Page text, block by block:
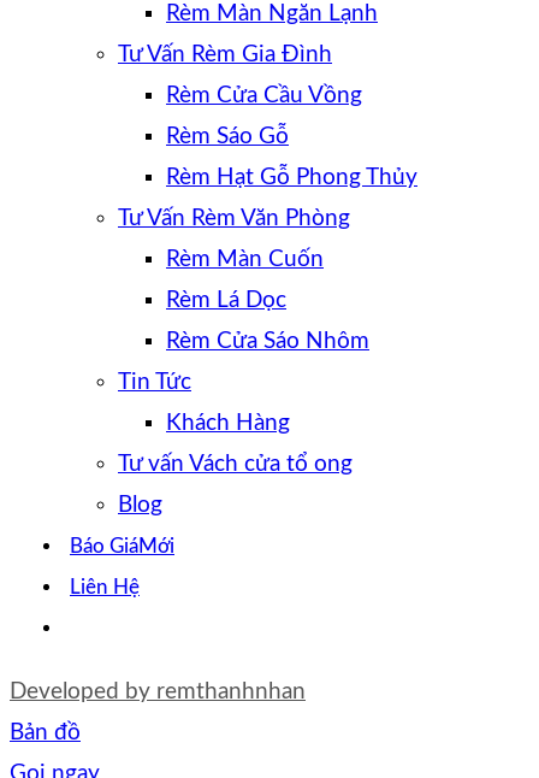
Rèm Màn Ngăn Lạnh
Tư Vấn Rèm Gia Đình
Rèm Cửa Cầu Vồng
Rèm Sáo Gỗ
Rèm Hạt Gỗ Phong Thủy
Tư Vấn Rèm Văn Phòng
Rèm Màn Cuốn
Rèm Lá Dọc
Rèm Cửa Sáo Nhôm
Tin Tức
Khách Hàng
Tư vấn Vách cửa tổ ong
Blog
Báo Giá
Liên Hệ
Developed by remthanhnhan
Bản đồ